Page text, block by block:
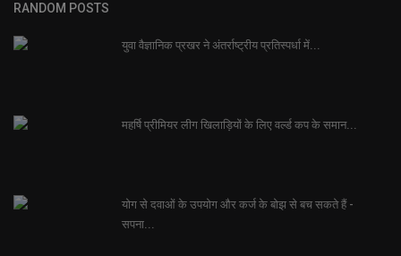
RANDOM POSTS
युवा वैज्ञानिक प्रखर ने अंतर्राष्ट्रीय प्रतिस्पर्धा में...
महर्षि प्रीमियर लीग खिलाड़ियों के लिए वर्ल्ड कप के समान...
योग से दवाओं के उपयोग और कर्ज के बोझ से बच सकते हैं -
सपना...